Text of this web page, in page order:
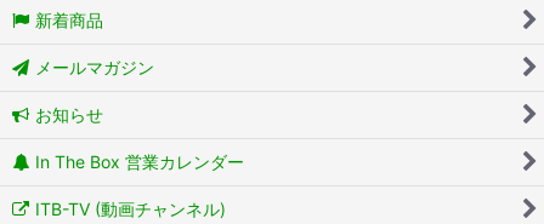
新着商品
メールマガジン
お知らせ
In The Box 営業カレンダー
ITB-TV (動画チャンネル)